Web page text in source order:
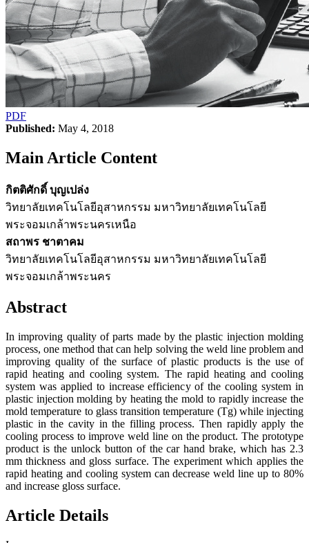
PDF
Published: May 4, 2018
Main Article Content
กิตติศักดิ์ บุญเปล่ง
วิทยาลัยเทคโนโลยีอุสาหกรรม มหาวิทยาลัยเทคโนโลยี
พระจอมเกล้าพระนครเหนือ
สถาพร ชาตาคม
วิทยาลัยเทคโนโลยีอุสาหกรรม มหาวิทยาลัยเทคโนโลยี
พระจอมเกล้าพระนคร
Abstract
In improving quality of parts made by the plastic injection molding
process, one method that can help solving the weld line problem and
improving quality of the surface of plastic products is the use of
rapid heating and cooling system. The rapid heating and cooling
system was applied to increase efficiency of the cooling system in
plastic injection molding by heating the mold to rapidly increase the
mold temperature to glass transition temperature (Tg) while injecting
plastic in the cavity in the filling process. Then rapidly apply the
cooling process to improve weld line on the product. The prototype
product is the unlock button of the car hand brake, which has 2.3
mm thickness and gloss surface. The experiment which applies the
rapid heating and cooling system can decrease weld line up to 80%
and increase gloss surface.
Article Details